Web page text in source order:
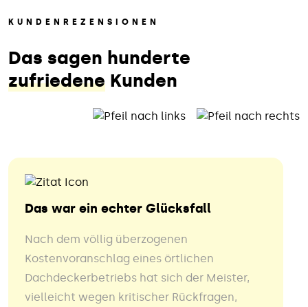
KUNDENREZENSIONEN
Das sagen hunderte
zufriedene Kunden
Das war ein echter Glücksfall
Nach dem völlig überzogenen
Kostenvoranschlag eines örtlichen
Dachdeckerbetriebs hat sich der Meister,
vielleicht wegen kritischer Rückfragen,